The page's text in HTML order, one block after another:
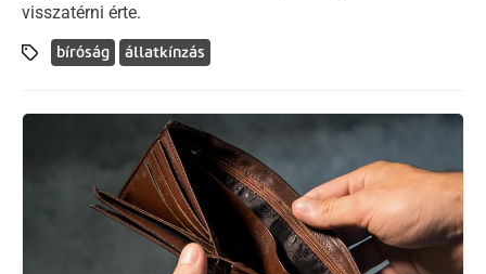
visszatérni érte.
bíróság állatkínzás